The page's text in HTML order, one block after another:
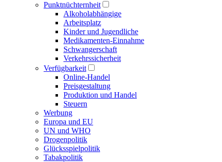
Punktnüchternheit
Alkoholabhängige
Arbeitsplatz
Kinder und Jugendliche
Medikamenten-Einnahme
Schwangerschaft
Verkehrssicherheit
Verfügbarkeit
Online-Handel
Preisgestaltung
Produktion und Handel
Steuern
Werbung
Europa und EU
UN und WHO
Drogenpolitik
Glücksspielpolitik
Tabakpolitik